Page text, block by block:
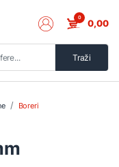
Traži
0 0,00
Boreri